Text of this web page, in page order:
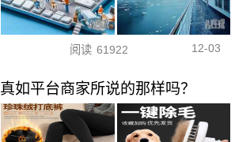
阅读 61922 12-03
如平台商家所说的那样吗？